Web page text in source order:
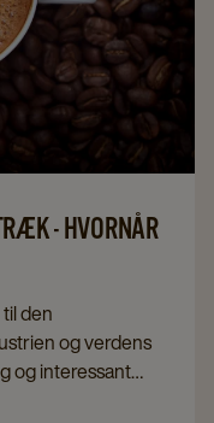
- HVORNÅR
den
og verdens
og interessant